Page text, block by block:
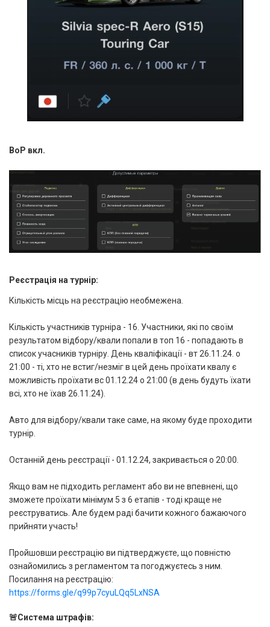
BoP вкл.
Реєстрація на турнір:
Кількість місць на реєстрацію необмежена.
Кількість участників турніра - 16. Участники, які по своїм
результатом відбору/квали попали в топ 16 - попадають в
список учасників турніру. День кваліфікації - вт 26.11.24. о
21:00 - ті, хто не встиг/незміг в цей день проїхати квалу є
можливість проїхати вс 01.12.24 о 21:00 (в день будуть їхати
всі, хто не їхав 26.11.24).
Авто для відбору/квали таке саме, на якому буде проходити
турнір.
Останній день реєстрації - 01.12.24, закривається о 20:00.
Якщо вам не підходить регламент або ви не впевнені, що
зможете проїхати мінімум 5 з 6 етапів - тоді краще не
реєструватись. Але будем раді бачити кожного бажаючого
прийняти участь!
Пройшовши реєстрацію ви підтверджуєте, що повністю
ознайомились з регламентом та погоджуєтесь з ним.
Посилання на реєстрацію:
https://forms.gle/q99p7cyuLQq5LxNSA
🚨Система штрафів: